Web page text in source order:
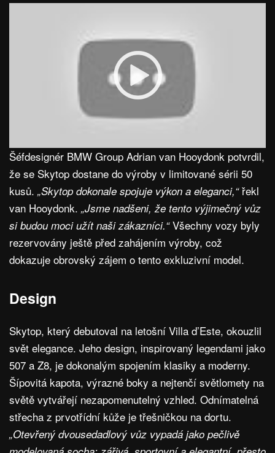
Šéfdesignér BMW Group Adrian van Hooydonk potvrdil,
že se Skytop dostane do výroby v limitované sérii 50
kusů. „Skytop dokonale spojuje výkon a eleganci,“řekl
van Hooydonk. „Jsme nadšeni, že tento výjimečný vůz
si budou moci užít naši zákazníci.“Všechny vozy byly
rezervovány ještě před zahájením výroby, což
dokazuje obrovský zájem o tento exkluzivní model.
Design
Skytop, který debutoval na letošní Villa d’Este, okouzlil
svět elegance. Jeho design, inspirovaný legendami jako
507 a Z8, je dokonalým spojením klasiky a moderny.
Šípovitá kapota, výrazné boky a nejtenčí světlomety na
světě vytvářejí nezapomenutelný vzhled. Odnímatelná
střecha z prvotřídní kůže je třešničkou na dortu.
„Otevřený dvousedadlový vůz vypadá jako pečlivě